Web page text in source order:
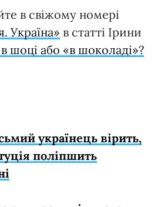
в свіжому номері
Україна» в статті Ірини
шоці або «в шоколаді»?
українець вірить,
поліпшить